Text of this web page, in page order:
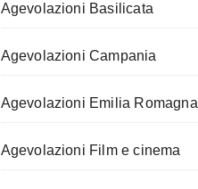
Agevolazioni Basilicata
Agevolazioni Campania
Agevolazioni Emilia Romagna
Agevolazioni Film e cinema